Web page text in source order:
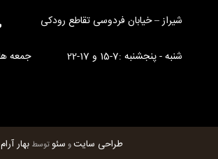
شیراز – خیابان فردوسی تقاطع رودکی
شنبه - پنجشنبه :7-15 و 17-22 جمعه ها 7-13
طراحی سایتو سئوتوسطبهار آرام